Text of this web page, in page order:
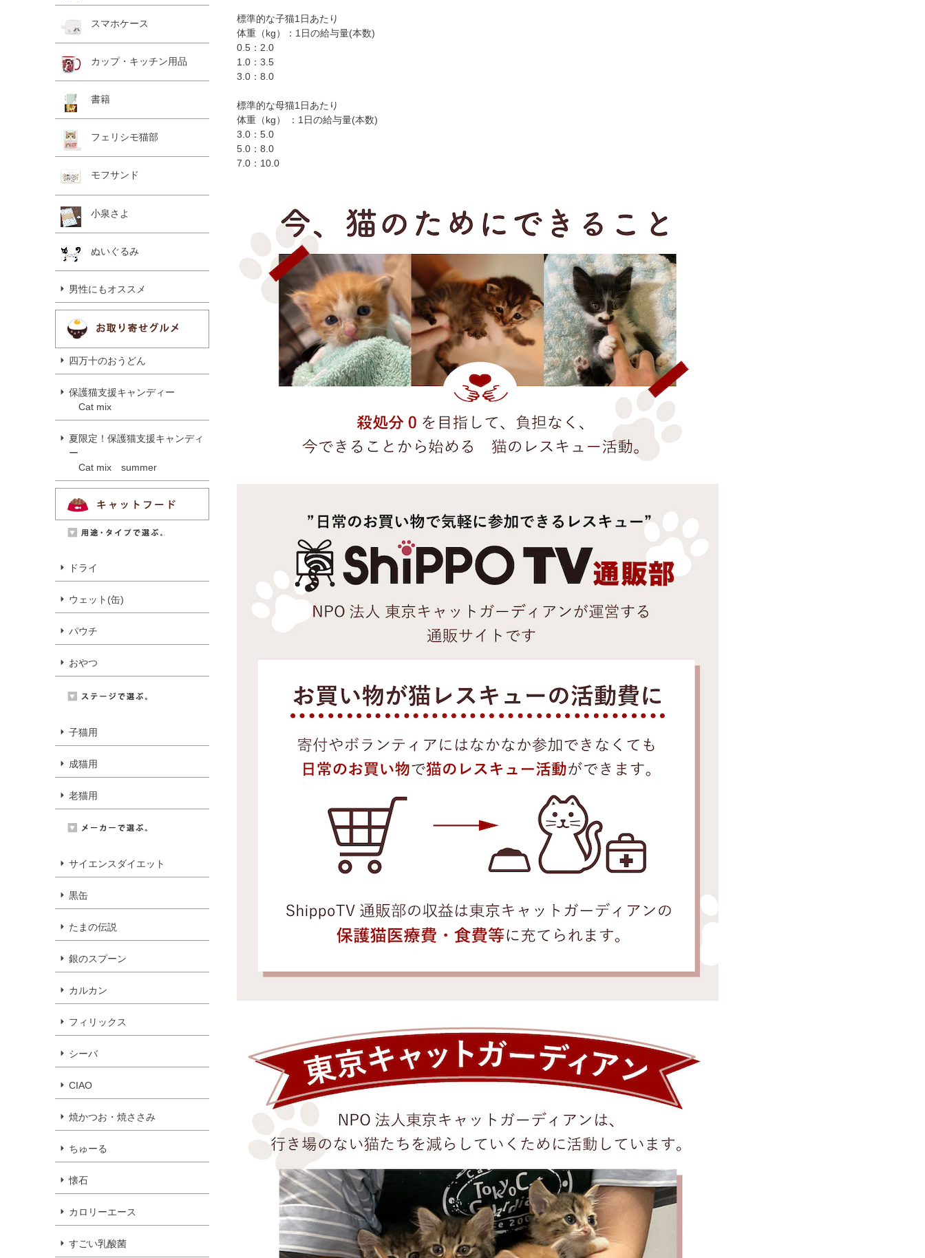
スマホケース
カップ・キッチン用品
書籍
フェリシモ猫部
モフサンド
小泉さよ
ぬいぐるみ
男性にもオススメ
四万十のおうどん
保護猫支援キャンディー
Cat mix
夏限定！保護猫支援キャンディ
ー
Cat mix summer
ドライ
ウェット(缶)
パウチ
おやつ
子猫用
成猫用
老猫用
サイエンスダイエット
黒缶
たまの伝説
銀のスプーン
カルカン
フィリックス
シーバ
CIAO
焼かつお・焼ささみ
ちゅーる
懐石
カロリーエース
すごい乳酸菌
標準的な子猫1日あたり
体重（kg）：1日の給与量(本数)
0.5：2.0
1.0：3.5
3.0：8.0
標準的な母猫1日あたり
体重（kg） ：1日の給与量(本数)
3.0：5.0
5.0：8.0
7.0：10.0